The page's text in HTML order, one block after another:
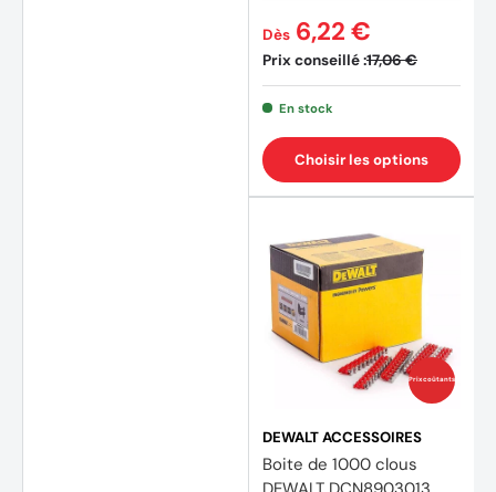
Prix conseillé :17,06 €
Dès 6,22 €
En stock
Choisir les options
Prix coûtants
DEWALT ACCESSOIRES
Boite de 1000 clous